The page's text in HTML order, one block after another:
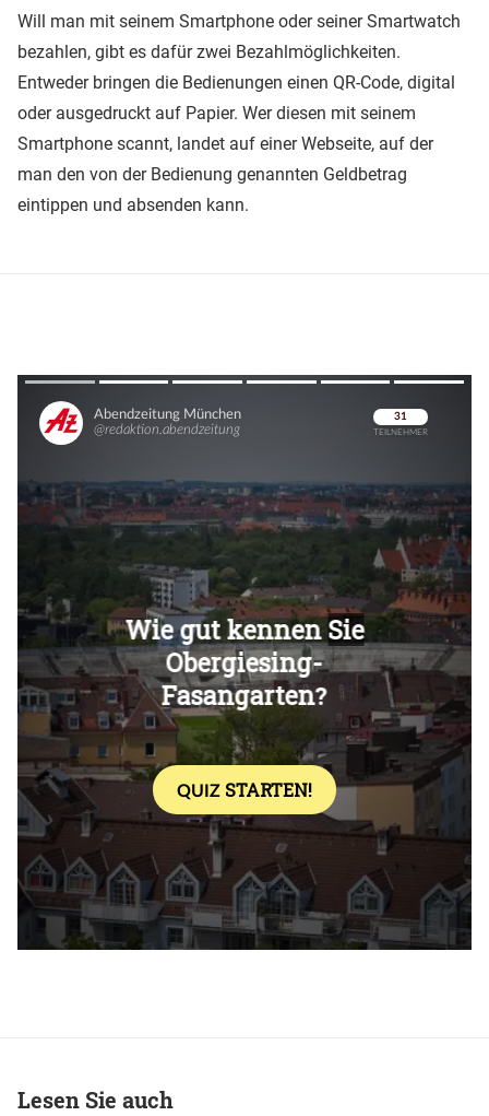
Will man mit seinem Smartphone oder seiner Smartwatch
bezahlen, gibt es dafür zwei Bezahlmöglichkeiten.
Entweder bringen die Bedienungen einen QR-Code, digital
oder ausgedruckt auf Papier. Wer diesen mit seinem
Smartphone scannt, landet auf einer Webseite, auf der
man den von der Bedienung genannten Geldbetrag
eintippen und absenden kann.
Überspringen
Überspringen
Lesen Sie auch